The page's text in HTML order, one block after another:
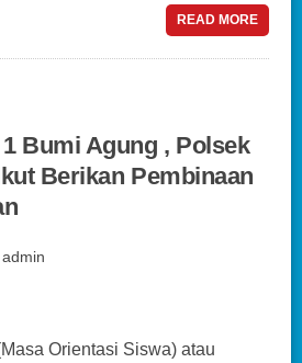
READ MORE
Bumi Agung , Polsek
Berikan Pembinaan
admin
Orientasi Siswa) atau